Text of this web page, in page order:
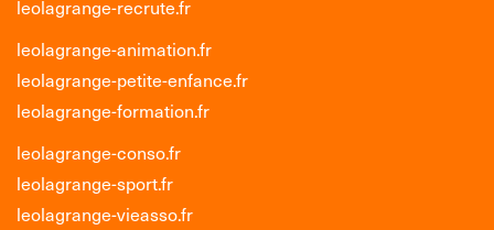
leolagrange-recrute.fr
leolagrange-animation.fr
leolagrange-petite-enfance.fr
leolagrange-formation.fr
leolagrange-conso.fr
leolagrange-sport.fr
leolagrange-vieasso.fr